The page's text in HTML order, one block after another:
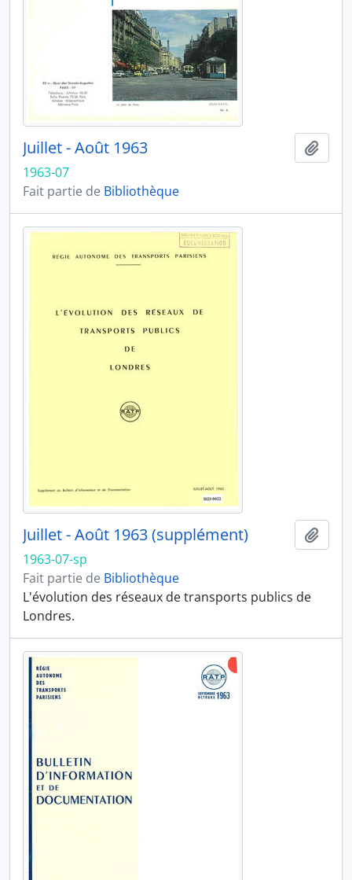
Juillet - Août 1963
1963-07
Fait partie de Bibliothèque
Juillet - Août 1963 (supplément)
1963-07-sp
Fait partie de Bibliothèque
L'évolution des réseaux de transports publics de
Londres.